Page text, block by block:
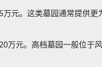
元。这类墓园通常提供
万元。高档墓园一般位于